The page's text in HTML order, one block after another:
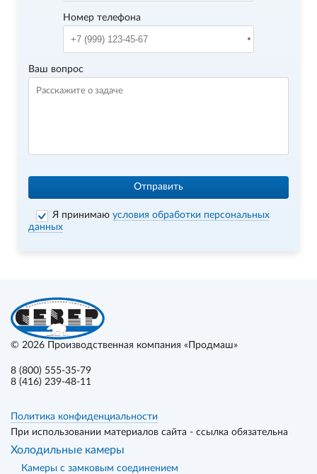
Номер телефона
Ваш вопрос
Отправить
Я принимаюусловия обработки персональных
данных
© 2026 Производственная компания «Продмаш»
8 (800) 555-35-79
8 (416) 239-48-11
Политика конфиденциальности
При использовании материалов сайта - ссылка обязательна
Холодильные камеры
Камеры с замковым соединением